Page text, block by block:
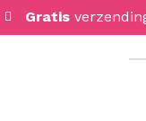
Gratis